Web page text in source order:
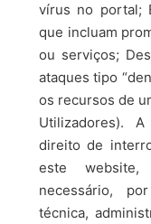
vírus no portal;
que incluam
ou serviços;
ataques tipo
os recursos de
Utilizadores).
direito de
este
necessário,
técnica,